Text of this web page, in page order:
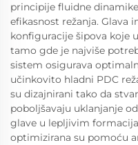
principije fluidne
efikasnost režanja. Glava
konfiguracije šipova koje
tamo gde je najviše
sistem osigurava
učinkovito hladni PDC
su dizajnirani tako da
poboljšavaju uklanjanje
glave u lepljivim
optimizirana su pomoću